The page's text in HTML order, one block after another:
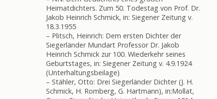
Heimatdichters. Zum 50. Todestag von Prof. Dr.
Jakob Heinrich Schmick, in: Siegener Zeitung v.
18.3.1955
– Plitsch, Heinrich: Dem ersten Dichter der
Siegerländer Mundart Professor Dr. Jakob
Heinrich Schmick zur 100. Wiederkehr seines
Geburtstages, in: Siegener Zeitung v. 4.9.1924
(Unterhaltungsbeilage)
– Stähler, Otto: Drei Siegerländer Dichter (J. H.
Schmick, H. Romberg, G. Hartmann), in:Mollat,